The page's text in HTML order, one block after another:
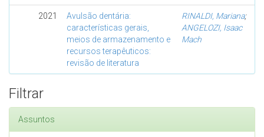
2021
Avulsão dentária:
características gerais,
meios de armazenamento e
recursos terapêuticos:
revisão de literatura
RINALDI, Mariana;
ANGELOZI, Isaac
Mach
Filtrar
Assuntos